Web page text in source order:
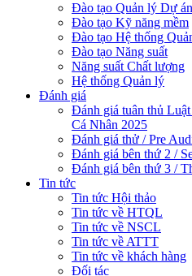
Đào tạo Quản lý Dự án
Đào tạo Kỹ năng mềm
Đào tạo Hệ thống
Đào tạo Năng suất
Năng suất Chất lượng
Hệ thống Quản lý
Đánh giá
Đánh giá tuân thủ
Cá Nhân 2025
Đánh giá thử / Pre
Đánh giá bên thứ 2 /
Đánh giá bên thứ 3 /
Tin tức
Tin tức Hội thảo
Tin tức về HTQL
Tin tức về NSCL
Tin tức về ATTT
Tin tức về khách hàng
Đối tác